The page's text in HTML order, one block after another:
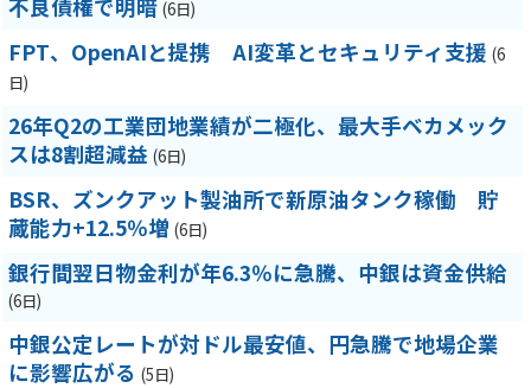
不良債権で明暗 (6日)
FPT、OpenAIと提携 AI変革とセキュリティ支援 (6
日)
26年Q2の工業団地業績が二極化、最大手ベカメック
スは8割超減益 (6日)
BSR、ズンクアット製油所で新原油タンク稼働 貯
蔵能力+12.5％増 (6日)
銀行間翌日物金利が年6.3％に急騰、中銀は資金供給
(6日)
中銀公定レートが対ドル最安値、円急騰で地場企業
に影響広がる (5日)